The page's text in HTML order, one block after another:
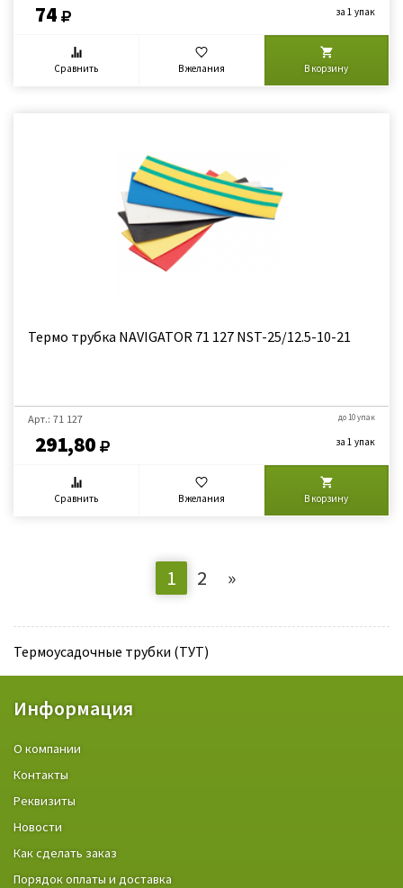
74 за 1 упак
Сравнить В желания В корзину
Термо трубка NAVIGATOR 71 127 NST-25/12.5-10-21
Арт.: 71 127
291,80
до 10 упак
за 1 упак
Сравнить В желания В корзину
1 2 »
Термоусадочные трубки (ТУТ)
Информация
О компании
Контакты
Реквизиты
Новости
Как сделать заказ
Порядок оплаты и доставка